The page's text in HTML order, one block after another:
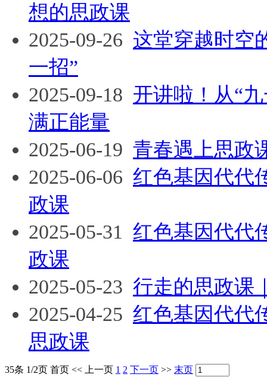
想的思政课
2025-09-26 这堂穿越时空
一招”
2025-09-18 开讲啦！从“
满正能量
2025-06-19 青春遇上思政
2025-06-06 红色基因代代
政课
2025-05-31 红色基因代代
政课
2025-05-23 行走的思政课
2025-04-25 红色基因代代
思政课
35条 1/2页 首页 << 上一页 1 2 下一页 >> 末页